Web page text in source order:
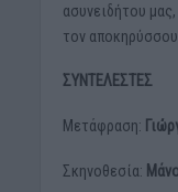
ασυνειδήτου
τον
ΣΥΝΤΕΛΕΣΤΕΣ
Μετάφραση:
Σκηνοθεσία: